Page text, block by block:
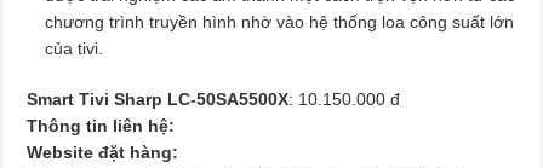
chương trình truyền hình nhờ vào hệ thống loa công suất lớn
của tivi.
Smart Tivi Sharp LC-50SA5500X: 10.150.000 đ
Thông tin liên hệ:
Website đặt hàng: